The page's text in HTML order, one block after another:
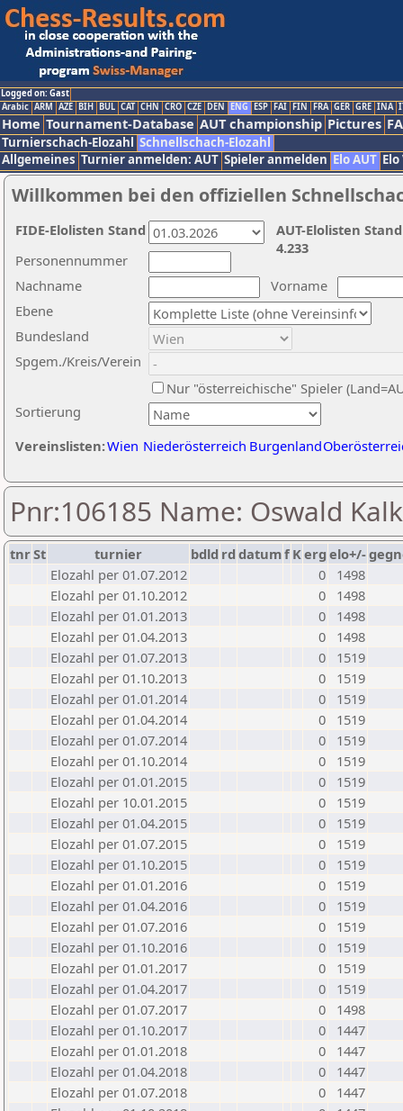
Logged on: Gast
Arabic ARM AZE BIH BUL CAT CHN CRO CZE DEN ENG ESP FAI FIN FRA GER GRE INA
Home Tournament-Database AUT championship Pictures
Turnierschach-Elozahl Schnellschach-Elozahl
Allgemeines Turnier anmelden: AUT Spieler anmelden Elo AUT
Willkommen bei den offiziellen
Nachname
Vorname
Ebene
Sortierung
Personennummer
Bundesland
Spgem./Kreis/Verein
Nur "österreichische" Spieler
Vereinslisten:Wien Niederösterreich Burgenland
AUT-Elolisten
4.233
FIDE-Elolisten Stand
Pnr:106185 Name: Oswald
tnrSt turnier bdld rd datumf Kerg elo+/-
Elozahl per 01.07.2012
0
1498
Elozahl per 01.10.2012
0
1498
Elozahl per 01.01.2013
0
1498
Elozahl per 01.04.2013
0
1498
Elozahl per 01.07.2013
0
1519
Elozahl per 01.10.2013
0
1519
Elozahl per 01.01.2014
0
1519
Elozahl per 01.04.2014
0
1519
Elozahl per 01.07.2014
0
1519
Elozahl per 01.10.2014
0
1519
Elozahl per 01.01.2015
0
1519
Elozahl per 10.01.2015
0
1519
Elozahl per 01.04.2015
0
1519
Elozahl per 01.07.2015
0
1519
Elozahl per 01.10.2015
0
1519
Elozahl per 01.01.2016
0
1519
Elozahl per 01.04.2016
0
1519
Elozahl per 01.07.2016
0
1519
Elozahl per 01.10.2016
0
1519
Elozahl per 01.01.2017
0
1519
Elozahl per 01.04.2017
0
1519
Elozahl per 01.07.2017
0
1498
Elozahl per 01.10.2017
0
1447
Elozahl per 01.01.2018
0
1447
Elozahl per 01.04.2018
0
1447
Elozahl per 01.07.2018
0
1447